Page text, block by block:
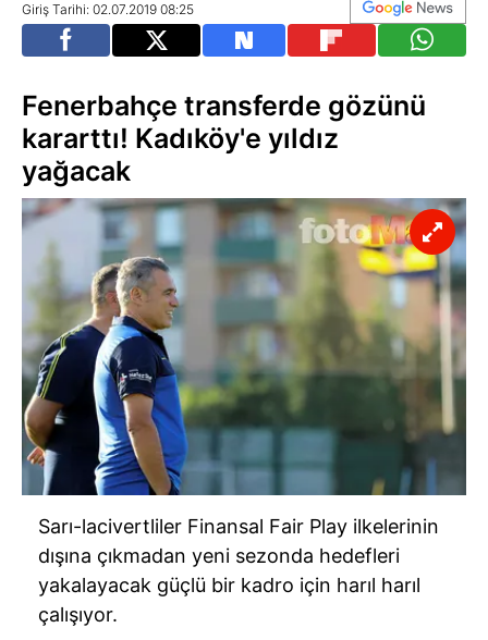
Giriş Tarihi: 02.07.2019 08:25
Fenerbahçe transferde gözünü
kararttı! Kadıköy'e yıldız
yağacak
Sarı-lacivertliler Finansal Fair Play ilkelerinin
dışına çıkmadan yeni sezonda hedefleri
yakalayacak güçlü bir kadro için harıl harıl
çalışıyor.